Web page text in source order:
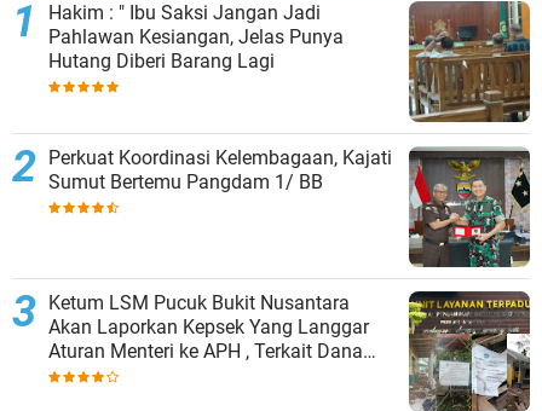
Hakim : " Ibu Saksi Jangan Jadi
Pahlawan Kesiangan, Jelas Punya
Hutang Diberi Barang Lagi
Perkuat Koordinasi Kelembagaan, Kajati
Sumut Bertemu Pangdam 1/ BB
Ketum LSM Pucuk Bukit Nusantara
Akan Laporkan Kepsek Yang Langgar
Aturan Menteri ke APH , Terkait Dana
Revitalisasi Sekolah